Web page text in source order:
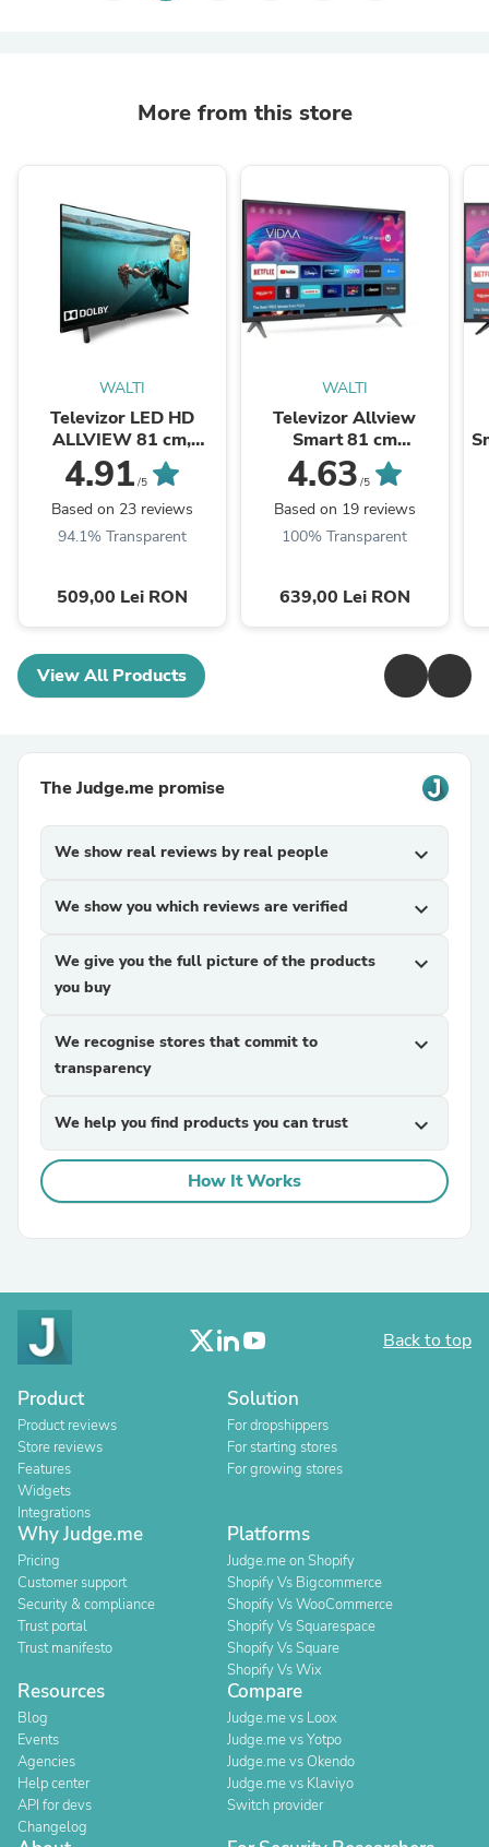
More from this store
WALTI
Televizor LED HD
ALLVIEW 81 cm,
32ATC6000
4.91 /5
Based on 23 reviews
94.1% Transparent
509,00 Lei RON
WALTI
Televizor Allview
Smart 81 cm
,32iPlay6000-H, HD,
Clasa E
4.63 /5
Based on 19 reviews
100% Transparent
639,00 Lei RON
View All Products
The Judge.me promise
We show real reviews by real people expand_more
We show you which reviews are verified expand_more
We give you the full picture of the products
you buy
expand_more
We recognise stores that commit to
transparency
expand_more
We help you find products you can trust expand_more
How It Works
Back to top
Product
Product reviews
Store reviews
Features
Widgets
Integrations
Solution
For dropshippers
For starting stores
For growing stores
Why Judge.me
Pricing
Customer support
Security & compliance
Trust portal
Trust manifesto
Platforms
Judge.me on Shopify
Shopify Vs Bigcommerce
Shopify Vs WooCommerce
Shopify Vs Squarespace
Shopify Vs Square
Shopify Vs Wix
Resources
Blog
Events
Agencies
Help center
API for devs
Changelog
Compare
Judge.me vs Loox
Judge.me vs Yotpo
Judge.me vs Okendo
Judge.me vs Klaviyo
Switch provider